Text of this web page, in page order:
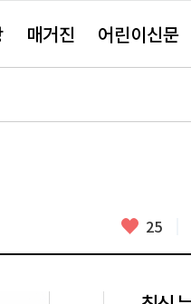
매거진 어린이신문
좋
요
25